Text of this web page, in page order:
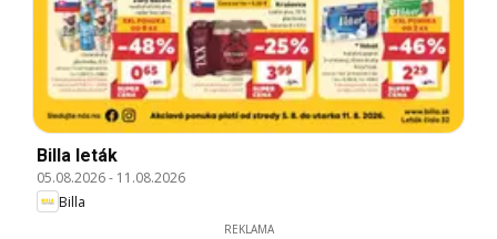
Billa leták
05.08.2026- 11.08.2026
Billa
REKLAMA